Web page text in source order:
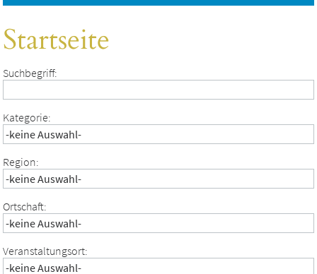
Startseite
Suchbegriff:
Kategorie:
Region:
Ortschaft:
Veranstaltungsort: